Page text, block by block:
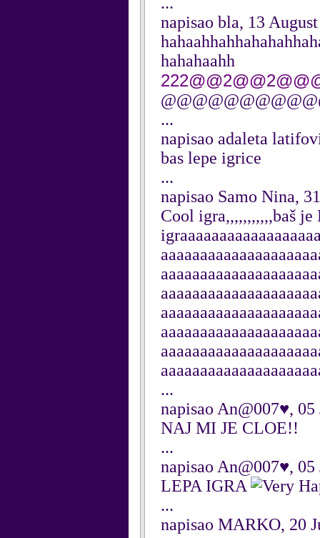
napisao bla, 13
hahahaahh
...
napisao adaleta
bas lepe igrice
...
napisao Samo Nina,
Cool
...
napisao An@007♥,
NAJ MI JE CLOE!!
...
napisao An@007♥,
LEPA IGRA
...
napisao MARKO, 20